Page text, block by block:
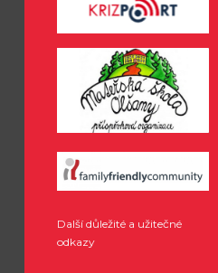
Další důležité a užitečné
odkazy